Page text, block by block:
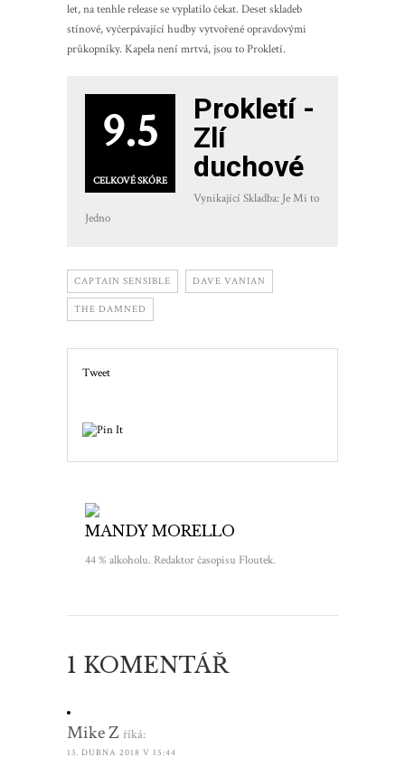
let, na tenhle release se vyplatilo čekat. Deset skladeb
stínové, vyčerpávající hudby vytvořené opravdovými
průkopníky. Kapela není mrtvá, jsou to Prokletí.
9.5
CELKOVÉ SKÓRE
Prokletí -
Zlí
duchové
Vynikající Skladba: Je Mi to
Jedno
CAPTAIN SENSIBLE DAVE VANIAN
THE DAMNED
Tweet
MANDY MORELLO
44 % alkoholu. Redaktor časopisu Floutek.
1 KOMENTÁŘ
Mike Z říká:
13. DUBNA 2018 V 15:44